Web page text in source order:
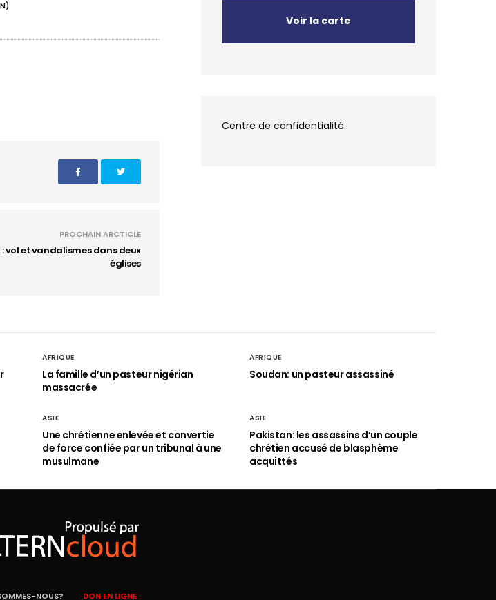
PROCHAIN ARCTICLE
vol et vandalismes dans deux
églises
Voir la carte
Centre de confidentialité
AFRIQUE
La famille d’un pasteur nigérian
massacrée
AFRIQUE
Soudan: un pasteur assassiné
ASIE
Une chrétienne enlevée et convertie
de force confiée par un tribunal à une
musulmane
ASIE
Pakistan: les assassins d’un couple
chrétien accusé de blasphème
acquittés
NOUS? DON EN LIGNE